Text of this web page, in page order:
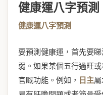
健康運八字預測
健康運八字預測
要預測健康運，首先要
弱。如果某個五行過旺
官嘅功能。例如， 日主